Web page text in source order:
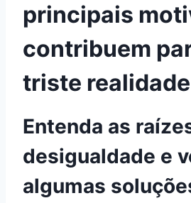
principais
contribuem
triste
Entenda as
desigualdade e
algumas